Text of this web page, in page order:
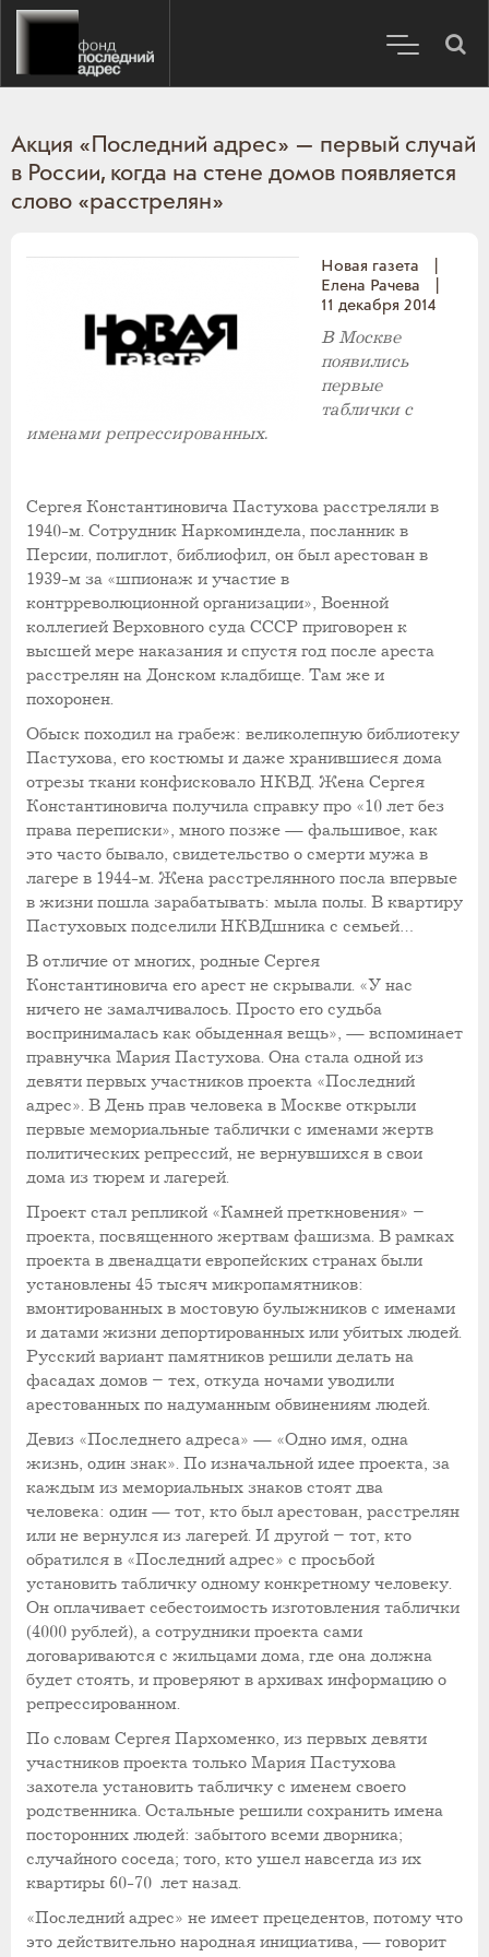
Акция «Последний адрес» — первый случай
в России, когда на стене домов появляется
слово «расстрелян»
Новая газета
Елена Рачева
11 декабря 2014
В Москве
появились
первые
таблички с
именами репрессированных.
Сергея Константиновича Пастухова расстреляли в
1940-м. Сотрудник Наркоминдела, посланник в
Персии, полиглот, библиофил, он был арестован в
1939-м за «шпионаж и участие в
контрреволюционной организации», Военной
коллегией Верховного суда СССР приговорен к
высшей мере наказания и спустя год после ареста
расстрелян на Донском кладбище. Там же и
похоронен.
Обыск походил на грабеж: великолепную библиотеку
Пастухова, его костюмы и даже хранившиеся дома
отрезы ткани конфисковало НКВД. Жена Сергея
Константиновича получила справку про «10 лет без
права переписки», много позже — фальшивое, как
это часто бывало, свидетельство о смерти мужа в
лагере в 1944-м. Жена расстрелянного посла впервые
в жизни пошла зарабатывать: мыла полы. В квартиру
Пастуховых подселили НКВДшника с семьей…
В отличие от многих, родные Сергея
Константиновича его арест не скрывали. «У нас
ничего не замалчивалось. Просто его судьба
воспринималась как обыденная вещь», — вспоминает
правнучка Мария Пастухова. Она стала одной из
девяти первых участников проекта «Последний
адрес». В День прав человека в Москве открыли
первые мемориальные таблички с именами жертв
политических репрессий, не вернувшихся в свои
дома из тюрем и лагерей.
Проект стал репликой «Камней преткновения» –
проекта, посвященного жертвам фашизма. В рамках
проекта в двенадцати европейских странах были
установлены 45 тысяч микропамятников:
вмонтированных в мостовую булыжников с именами
и датами жизни депортированных или убитых людей.
Русский вариант памятников решили делать на
фасадах домов – тех, откуда ночами уводили
арестованных по надуманным обвинениям людей.
Девиз «Последнего адреса» — «Одно имя, одна
жизнь, один знак». По изначальной идее проекта, за
каждым из мемориальных знаков стоят два
человека: один — тот, кто был арестован, расстрелян
или не вернулся из лагерей. И другой – тот, кто
обратился в «Последний адрес» с просьбой
установить табличку одному конкретному человеку.
Он оплачивает себестоимость изготовления таблички
(4000 рублей), а сотрудники проекта сами
договариваются с жильцами дома, где она должна
будет стоять, и проверяют в архивах информацию о
репрессированном.
По словам Сергея Пархоменко, из первых девяти
участников проекта только Мария Пастухова
захотела установить табличку с именем своего
родственника. Остальные решили сохранить имена
посторонних людей: забытого всеми дворника;
случайного соседа; того, кто ушел навсегда из их
квартиры 60-70 лет назад.
«Последний адрес» не имеет прецедентов, потому что
это действительно народная инициатива, — говорит